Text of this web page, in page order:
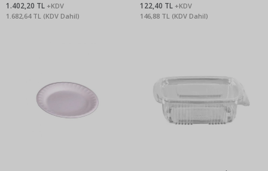
1.402,20 TL +KDV
1.682,64 TL (KDV Dahil)
122,40 TL +KDV
146,88 TL (KDV Dahil)